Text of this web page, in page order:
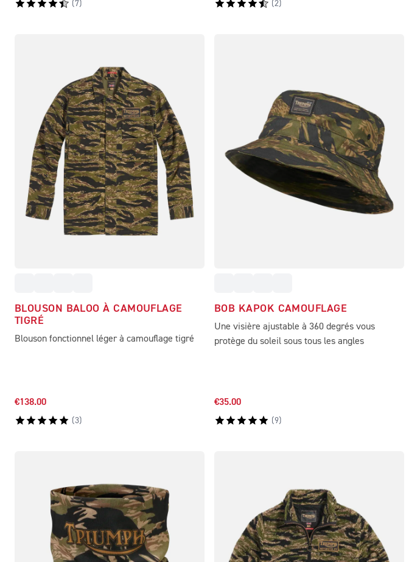
(7) (2)
BLOUSON BALOO À CAMOUFLAGE
TIGRÉ
Blouson fonctionnel léger à camouflage tigré
€138.00
(3)
BOB KAPOK CAMOUFLAGE
Une visière ajustable à 360 degrés vous
protège du soleil sous tous les angles
€35.00
(9)